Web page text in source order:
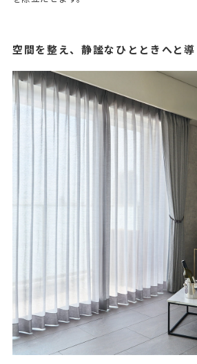
空間を整え、静謐なひとときへと導